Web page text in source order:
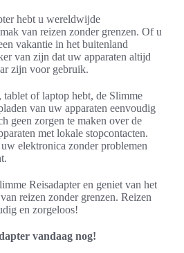
hebt u wereldwijde
van reizen zonder grenzen. Of u
vakantie in het buitenland
van zijn dat uw apparaten altijd
zijn voor gebruik.
tablet of laptop hebt, de Slimme
van uw apparaten eenvoudig
geen zorgen te maken over de
met lokale stopcontacten.
elektronica zonder problemen
Reisadapter en geniet van het
reizen zonder grenzen. Reizen
en zorgeloos!
vandaag nog!